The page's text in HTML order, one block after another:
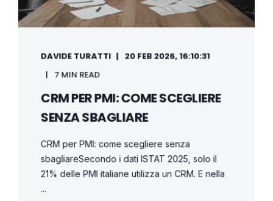
DAVIDE TURATTI
20 FEB 2026, 16:10:31
7 MIN READ
CRM PER PMI: COME SCEGLIERE
SENZA SBAGLIARE
CRM per PMI: come scegliere senza
sbagliareSecondo i dati ISTAT 2025, solo il
21% delle PMI italiane utilizza un CRM. E nella
...